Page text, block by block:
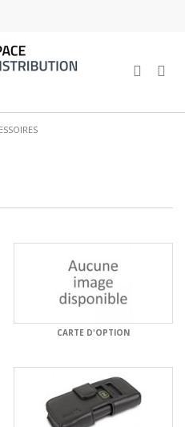
CARTE D'OPTION